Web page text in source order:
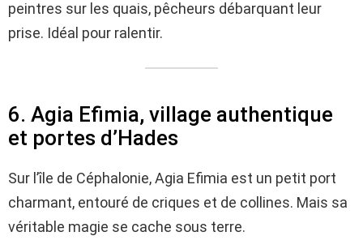
peintres sur les quais, pêcheurs débarquant leur
prise. Idéal pour ralentir.
6. Agia Efimia, village authentique
et portes d’Hades
Sur l’île de Céphalonie, Agia Efimia est un petit port
charmant, entouré de criques et de collines. Mais sa
véritable magie se cache sous terre.